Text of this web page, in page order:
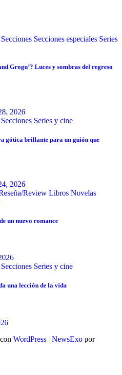
Secciones Secciones especiales Series
Grogu’? Luces y sombras del regreso
2026
Secciones Series y cine
gótica brillante para un guión que
2026
Review Libros Novelas
un nuevo romance
Secciones Series y cine
una lección de la vida
WordPress | NewsExo por